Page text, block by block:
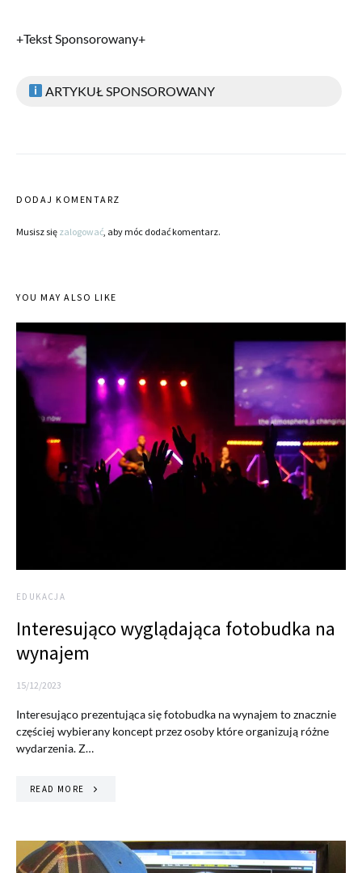
+Tekst Sponsorowany+
ARTYKUŁ SPONSOROWANY
DODAJ KOMENTARZ
Musisz się zalogować , aby móc dodać komentarz.
YOU MAY ALSO LIKE
EDUKACJA
Interesująco wyglądająca fotobudka na
wynajem
15/12/2023
Interesująco prezentująca się fotobudka na wynajem to znacznie
częściej wybierany koncept przez osoby które organizują różne
wydarzenia. Z…
READ MORE